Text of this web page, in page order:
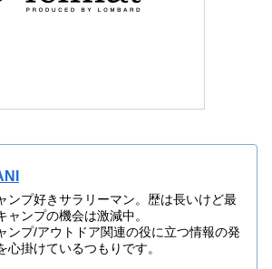
ンプ好きサラリーマン。歴は長いけど最
ャンプの機会は激減中。
ンプ/アウトドア関連の役に立つ情報の発
心掛けているつもりです。